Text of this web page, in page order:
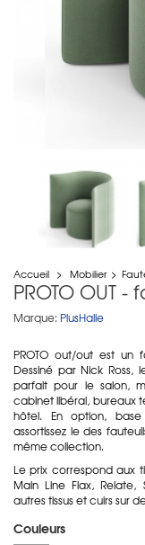
Accueil > Mobilier >
PROTO OUT
Marque: PlusHalle
PROTO out/out est un
Dessiné par Nick
parfait pour le salon,
cabinet libéral, bureaux
hôtel. En option,
assortissez le des
même collection.
Le prix correspond aux
Main Line Flax, Relate,
autres tissus et cuirs sur
Couleurs